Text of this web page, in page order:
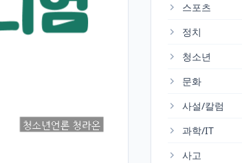
스포츠
정치
청소년
문화
사설/칼럼
과학/IT
사고